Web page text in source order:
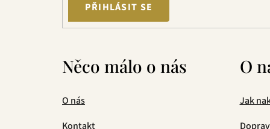
PŘIHLÁSIT SE
Něco málo o nás
O nás
Kontakt
O
Jak